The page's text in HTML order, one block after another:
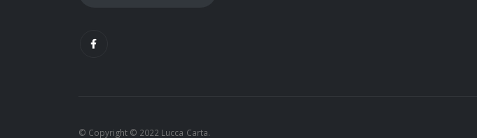
© Copyright © 2022 Lucca Carta.